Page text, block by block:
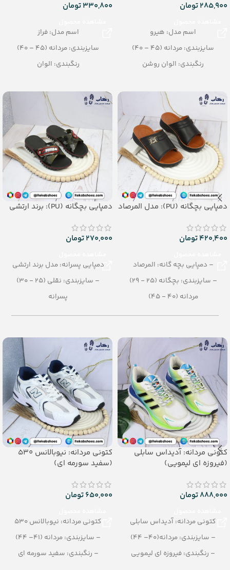
285,900تومان
اسم مدل: هیرو
سایزبندی: مردانه (45 – 40)
رنگبندی: الوان روشن
330,800تومان
اسم مدل: فراز
سایزبندی: مردانه (45 – 40)
رنگبندی: الوان
دمپایی بچگانه (PU): مدل المرصاد
420,400تومان
– دمپایی بچه گانه: المرصاد
– سایزبندی: بچگانه (25 - 29)
مردانه (40 - 45)
– رنگبندی در کارتن:مشکی -قهوه ای
– تعداد در کارتن:12 جفت
– جنس: PU
دمپایی بچگانه (PU): برند ارتشی
270,000تومان
دمپایی پسرانه: مدل برند ارتشی
– سایزبندی: نقلی (25 - 30)
پسرانه
کتونی مردانه: آدیداس سابلی
(فیروزه ای لیمویی)
888,000تومان
کتونی مردانه: آدیداس سابلی
– سایزبندی: مردانه(40– 44)
– رنگبندی: فیروزه ای لیمویی
کتونی مردانه: نیوبالانس 530
(سفید سورمه ای)
650,000تومان
کتونی مردانه: نیوبالانس 530
– سایزبندی: مردانه (41– 44)
– رنگبندی: سفید سورمه ای